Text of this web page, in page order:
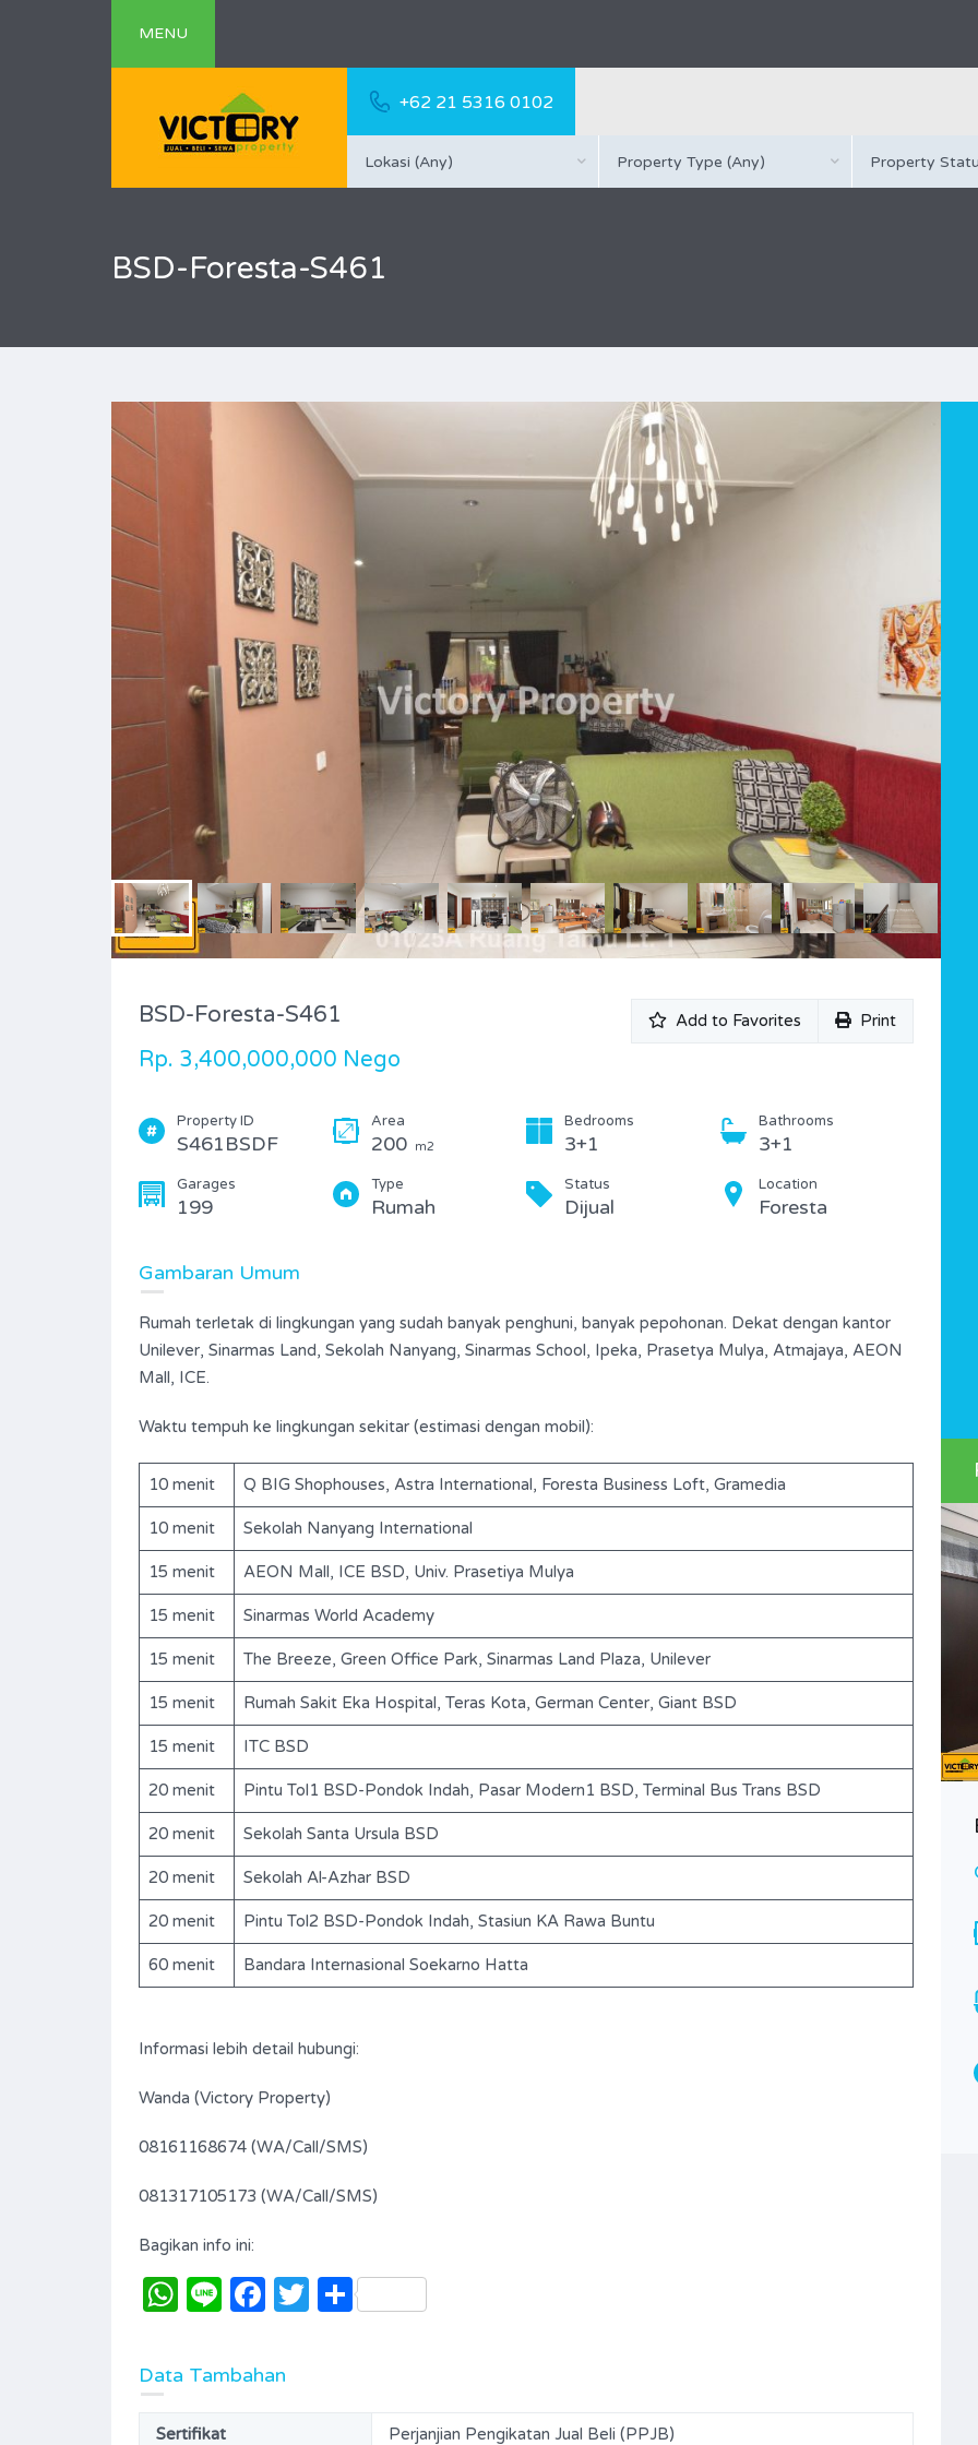
MENU
+62 21 5316 0102
Lokasi (Any) Property Type (Any) Property
BSD-Foresta-S461
Add to Favorites Print
BSD-Foresta-S461
Rp. 3,400,000,000 Nego
Property ID
S461BSDF
Area
200 m2
Bedrooms
3+1
Bathrooms
3+1
Garages
199
Type
Rumah
Status
Dijual
Location
Foresta
Gambaran Umum
Rumah terletak di lingkungan yang sudah banyak penghuni, banyak pepohonan. Dekat dengan kantor
Unilever, Sinarmas Land, Sekolah Nanyang, Sinarmas School, Ipeka, Prasetya Mulya, Atmajaya, AEON
Mall, ICE.
Waktu tempuh ke lingkungan sekitar (estimasi dengan mobil):
10 menit Q BIG Shophouses, Astra International, Foresta Business Loft, Gramedia
10 menit Sekolah Nanyang International
15 menit AEON Mall, ICE BSD, Univ. Prasetiya Mulya
15 menit Sinarmas World Academy
15 menit The Breeze, Green Office Park, Sinarmas Land Plaza, Unilever
15 menit Rumah Sakit Eka Hospital, Teras Kota, German Center, Giant BSD
15 menit ITC BSD
20 menit Pintu Tol1 BSD-Pondok Indah, Pasar Modern1 BSD, Terminal Bus Trans BSD
20 menit Sekolah Santa Ursula BSD
20 menit Sekolah Al-Azhar BSD
20 menit Pintu Tol2 BSD-Pondok Indah, Stasiun KA Rawa Buntu
60 menit Bandara Internasional Soekarno Hatta
Informasi lebih detail hubungi:
Wanda (Victory Property)
08161168674 (WA/Call/SMS)
081317105173 (WA/Call/SMS)
Bagikan info ini:
WhatsApp
LineFacebook
Twitter
Share
Data Tambahan
Sertifikat Perjanjian Pengikatan Jual Beli (PPJB)
BSD-The Green-S425
Rp. 3,950,000,000 Nego
DIJUAL
Area
250m2
Bedrooms
3+1
Bathrooms Garages
Rumah
Area
200m2 3
Bathrooms Garages